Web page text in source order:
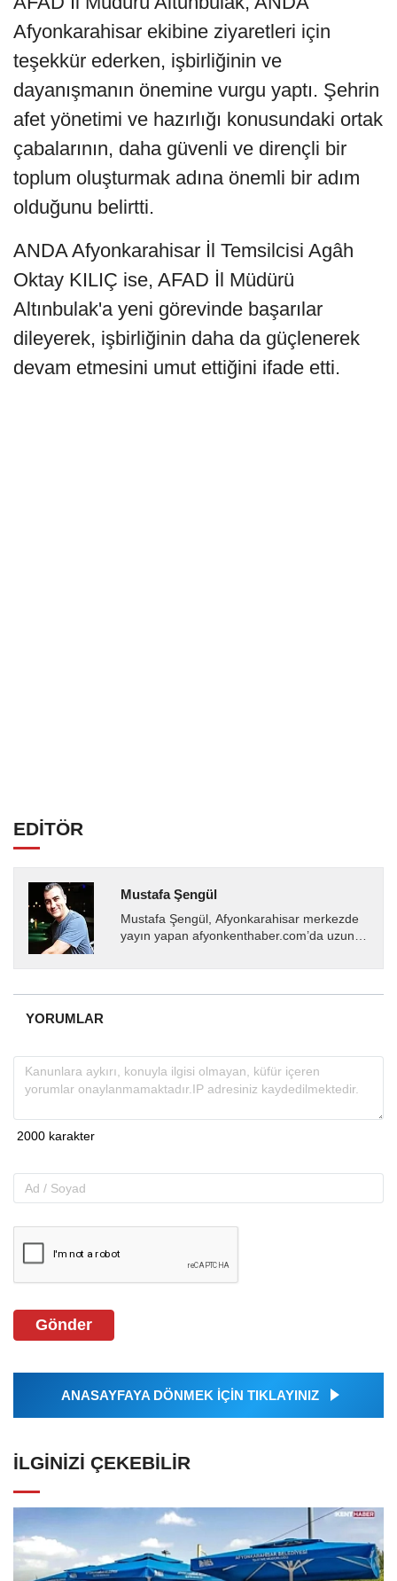
Afyonkarahisar ekibine ziyaretleri için
teşekkür ederken, işbirliğinin ve
dayanışmanın önemine vurgu yaptı. Şehrin
afet yönetimi ve hazırlığı konusundaki ortak
çabalarının, daha güvenli ve dirençli bir
toplum oluşturmak adına önemli bir adım
olduğunu belirtti.
ANDA Afyonkarahisar İl Temsilcisi Agâh
Oktay KILIÇ ise, AFAD İl Müdürü
Altınbulak'a yeni görevinde başarılar
dileyerek, işbirliğinin daha da güçlenerek
devam etmesini umut ettiğini ifade etti.
EDİTÖR
Mustafa Şengül
Mustafa Şengül, Afyonkarahisar merkezde
yayın yapan afyonkenthaber.com’da uzun
almakta, haber akışı...
YORUMLAR
Gönder
ANASAYFAYA DÖNMEK İÇİN TIKLAYINIZ
İLGINIZI ÇEKEBILIR